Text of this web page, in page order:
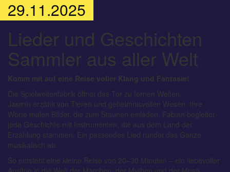
29.11.2025
Lieder und Geschichten
Sammler aus aller Welt
Komm mit auf eine Reise voller Klang und Fantasie!
Die Spielweltenfabrik öffnet das Tor zu fernen Welten.
Jasmin erzählt von Tieren und geheimnisvollen Wesen. Ihre
Worte malen Bilder, die zum Staunen einladen. Fabian begleitet
jede Geschichte mit Instrumenten, die aus dem Land der
Erzählung stammen. Ein passendes Lied rundet das Ganze
musikalisch ab.
So entsteht eine kleine Reise von 20–30 Minuten – ein liebevoller